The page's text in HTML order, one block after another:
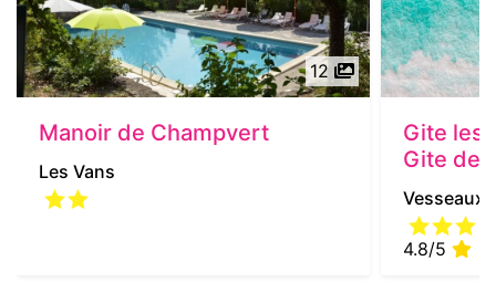
12
Manoir de Champvert
Les Vans
Gite les
Gite de
Vesseaux
4.8/5 |